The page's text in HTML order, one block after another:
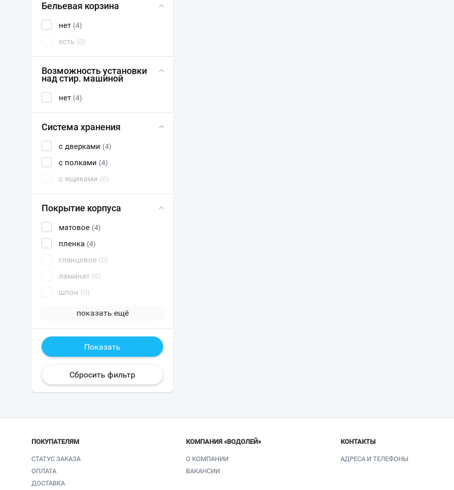
Бельевая корзина
нет (4)
есть (0)
Возможность установки
над стир. машиной
нет (4)
Система хранения
с дверками (4)
с полками (4)
с ящиками (0)
Покрытие корпуса
матовое (4)
пленка (4)
глянцевое (0)
ламинат (0)
шпон (0)
показать ещё
ПОКУПАТЕЛЯМ
СТАТУС ЗАКАЗА
ОПЛАТА
ДОСТАВКА
КОМПАНИЯ «ВОДОЛЕЙ»
О КОМПАНИИ
ВАКАНСИИ
КОНТАКТЫ
АДРЕСА И ТЕЛЕФОНЫ